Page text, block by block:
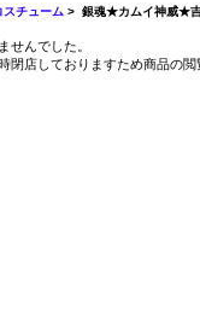
スチューム > 銀魂★カムイ神威★
せんでした。
閉店しておりますため商品の